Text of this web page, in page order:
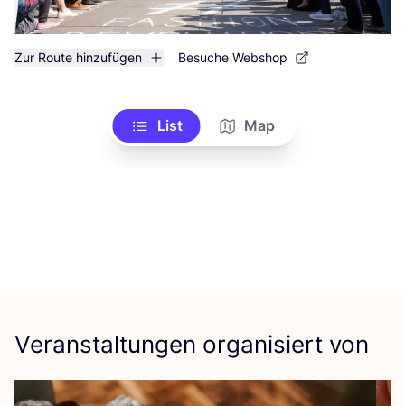
Zur Route hinzufügen Besuche Webshop
List Map
Veranstaltungen organisiert von